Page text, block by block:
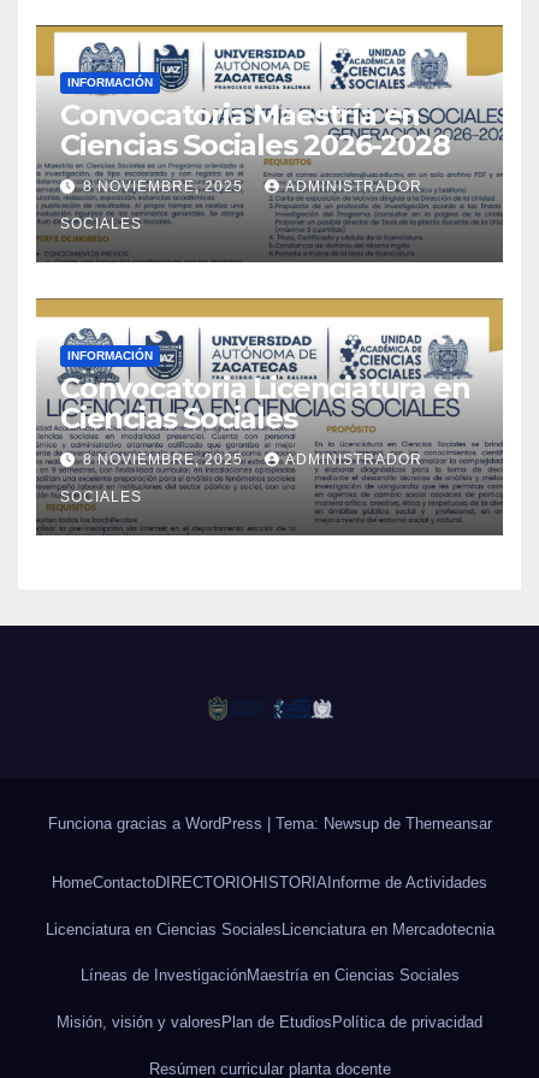
INFORMACIÓN
Convocatoria Maestría en
Ciencias Sociales 2026-2028
8 NOVIEMBRE, 2025 ADMINISTRADOR
SOCIALES
INFORMACIÓN
Convocatoria Licenciatura en
Ciencias Sociales
8 NOVIEMBRE, 2025 ADMINISTRADOR
SOCIALES
Funciona gracias a WordPress Tema: Newsup de Themeansar
HomeContactoDIRECTORIOHISTORIA Informe de Actividades
Licenciatura en Ciencias SocialesLicenciatura en Mercadotecnia
Líneas de InvestigaciónMaestría en Ciencias Sociales
Misión, visión y valores Plan de Etudios Política de privacidad
Resúmen curricular planta docente